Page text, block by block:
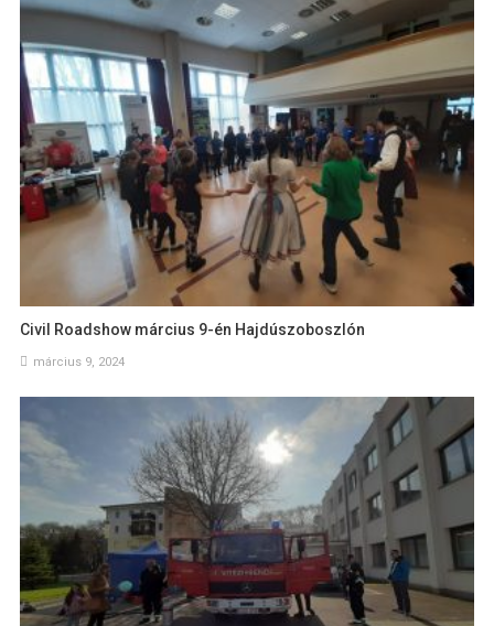
Civil Roadshow március 9-én Hajdúszoboszlón
március 9, 2024